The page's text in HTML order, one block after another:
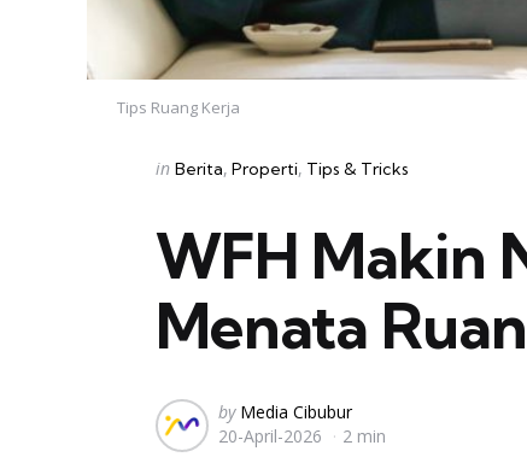
Tips Ruang Kerja
Categories
Posted
in Berita Properti Tips & Tricks
WFH Makin
Menata
Posted
by
by Media Cibubur
20-April-2026
2 min